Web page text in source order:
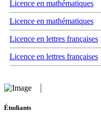
Licence en mathématiques
Licence en mathématiques
Licence en lettres françaises
Licence en lettres françaises
Étudiants